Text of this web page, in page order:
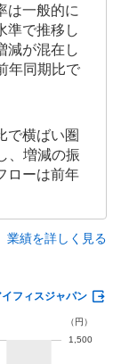
は一般的に
準で推移し
減が混在し
年同期比で
で横ばい圏
、増減の振
ローは前年
業績を詳しく見る
イフィスジャパン